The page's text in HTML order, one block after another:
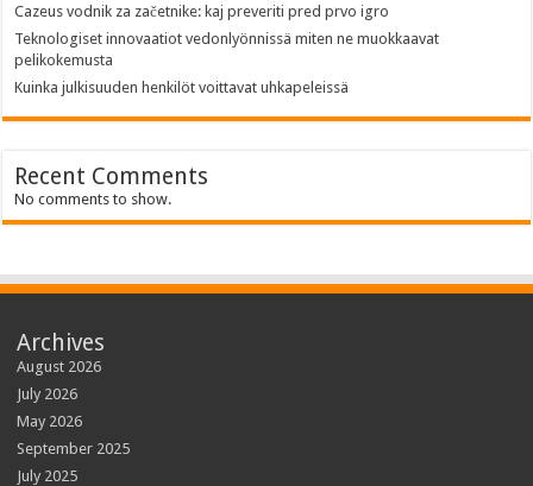
Cazeus vodnik za začetnike: kaj preveriti pred prvo igro
Teknologiset innovaatiot vedonlyönnissä miten ne muokkaavat
pelikokemusta
Kuinka julkisuuden henkilöt voittavat uhkapeleissä
Recent Comments
No comments to show.
Archives
August 2026
July 2026
May 2026
September 2025
July 2025